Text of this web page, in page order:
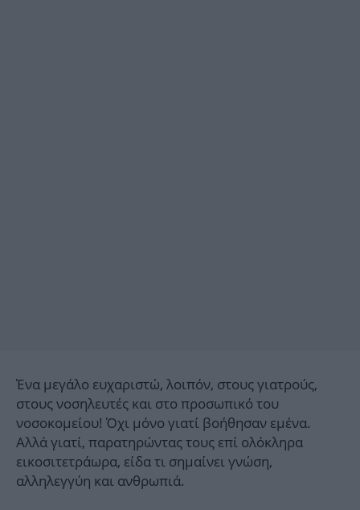
Ένα μεγάλο ευχαριστώ, λοιπόν, στους γιατρούς,
στους νοσηλευτές και στο προσωπικό του
νοσοκομείου! Όχι μόνο γιατί βοήθησαν εμένα.
Αλλά γιατί, παρατηρώντας τους επί ολόκληρα
εικοσιτετράωρα, είδα τι σημαίνει γνώση,
αλληλεγγύη και ανθρωπιά.